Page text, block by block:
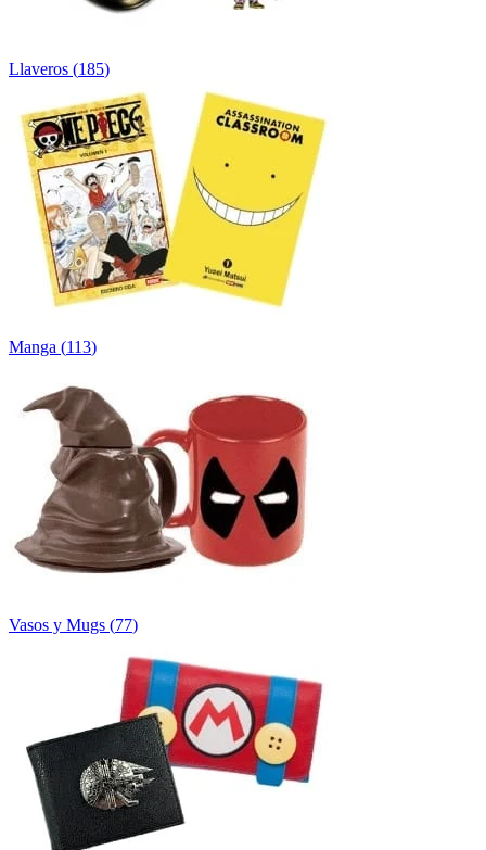
Llaveros (185)
Manga (113)
Vasos y Mugs (77)